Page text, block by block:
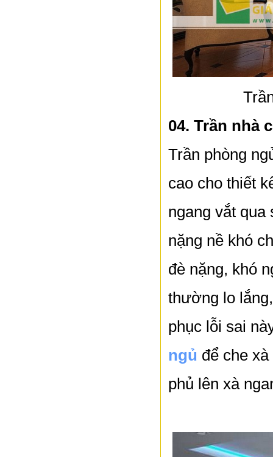
04. Trần nhà
Trần phòng
cao cho thiết
ngang vắt qua
nặng nề khó
đè nặng, khó
thường lo
phục lỗi sai
ngủ để che
phủ lên xà